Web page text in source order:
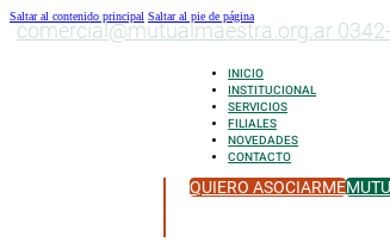
Saltar al contenido principal Saltar al pie de página
comercial@mutualmaestra.org.ar
INICIO
INSTITUCIONAL
SERVICIOS
FILIALES
NOVEDADES
CONTACTO
QUIERO ASOCIARME